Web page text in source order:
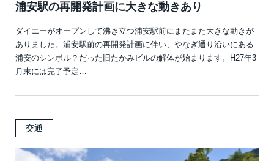
浦安駅の再開発計画に大きな動きあり
ダイエーがオープンして沸き立つ浦安駅前にまたまた大きな動きが
ありました。浦安駅前の再開発計画に伴い、やなぎ通り沿いにある
浦安のシンボル？だった旧たかみビルの解体が始まります。H27年3
月末には完了予定…
交通